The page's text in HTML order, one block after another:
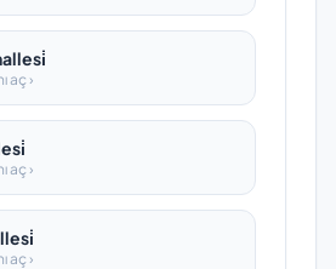
aç ›
aç ›
aç ›